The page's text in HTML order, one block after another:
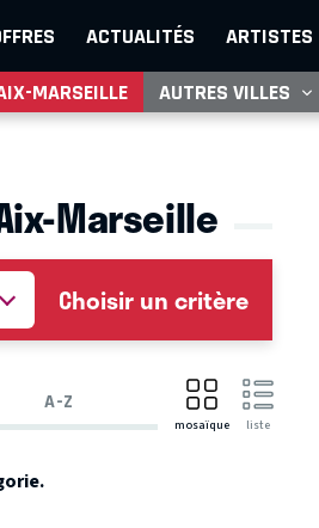
ACTUALITÉS ARTISTES
MARSEILLE AUTRES VILLES
Marseille
Choisir un critère
A-Z
mosaïque liste